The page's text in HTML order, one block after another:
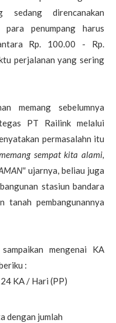
direncanakan
penumpang harus
Rp. 100.00 - Rp.
perjalanan yang sering
memang sebelumnya
PT Railink melalui
permasalahn itu
sempat kita alami,
ujarnya, beliau juga
stasiun bandara
tanah pembangunannya
mengenai KA
:
KA / Hari (PP)
dengan jumlah